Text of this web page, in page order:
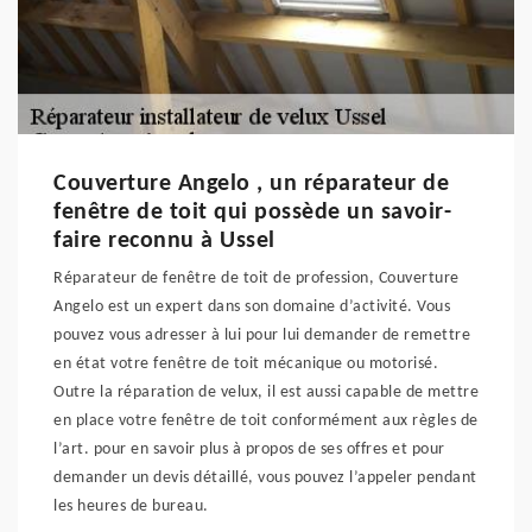
Couverture Angelo , un réparateur de
fenêtre de toit qui possède un savoir-
faire reconnu à Ussel
Réparateur de fenêtre de toit de profession, Couverture
Angelo est un expert dans son domaine d’activité. Vous
pouvez vous adresser à lui pour lui demander de remettre
en état votre fenêtre de toit mécanique ou motorisé.
Outre la réparation de velux, il est aussi capable de mettre
en place votre fenêtre de toit conformément aux règles de
l’art. pour en savoir plus à propos de ses offres et pour
demander un devis détaillé, vous pouvez l’appeler pendant
les heures de bureau.